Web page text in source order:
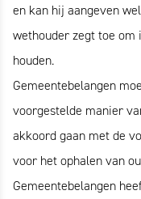
en kan hij aangeven
wethouder zegt toe om
houden.
Gemeentebelangen
voorgestelde manier
akkoord gaan met de
voor het ophalen van
Gemeentebelangen